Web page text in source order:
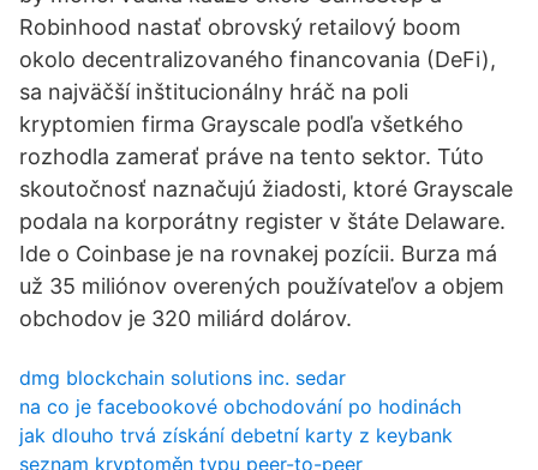
Robinhood nastať obrovský retailový boom
okolo decentralizovaného financovania (DeFi),
sa najväčší inštitucionálny hráč na poli
kryptomien firma Grayscale podľa všetkého
rozhodla zamerať práve na tento sektor. Túto
skoutočnosť naznačujú žiadosti, ktoré Grayscale
podala na korporátny register v štáte Delaware.
Ide o Coinbase je na rovnakej pozícii. Burza má
už 35 miliónov overených používateľov a objem
obchodov je 320 miliárd dolárov.
dmg blockchain solutions inc. sedar
na co je facebookové obchodování po hodinách
jak dlouho trvá získání debetní karty z keybank
seznam kryptoměn typu peer-to-peer